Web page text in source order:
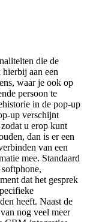
die de
aan een
waar je ook op
persoon te
in de pop-up
up verschijnt
u erop kunt
dan is er een
van een
mee. Standaard
dat het gesprek
heeft. Naast de
nog veel meer